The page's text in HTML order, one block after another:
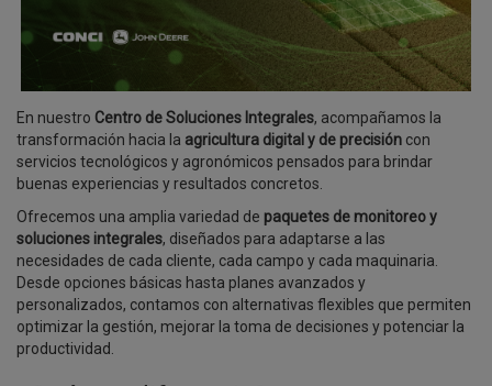
En nuestro Centro de Soluciones Integrales, acompañamos la
transformación hacia la agricultura digital y de precisión con
servicios tecnológicos y agronómicos pensados para brindar
buenas experiencias y resultados concretos.
Ofrecemos una amplia variedad de paquetes de monitoreo y
soluciones integrales, diseñados para adaptarse a las
necesidades de cada cliente, cada campo y cada maquinaria.
Desde opciones básicas hasta planes avanzados y
personalizados, contamos con alternativas flexibles que permiten
optimizar la gestión, mejorar la toma de decisiones y potenciar la
productividad.